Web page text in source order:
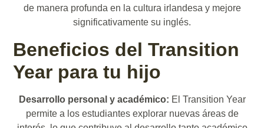
de manera profunda en la cultura irlandesa y mejore
significativamente su inglés.
Beneficios del Transition
Year para tu hijo
Desarrollo personal y académico: El Transition Year
permite a los estudiantes explorar nuevas áreas de